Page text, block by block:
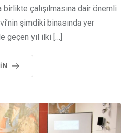
çalışılmasına dair önemli
şimdiki binasında yer
geçen yıl ilki […]